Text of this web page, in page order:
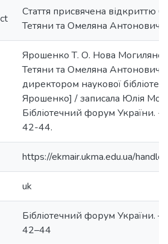
Стаття присвячена відкриттю
Тетяни та Омеляна
Ярошенко Т. О. Нова
Тетяни та Омеляна
директором наукової
Ярошенко] / записала Юлія
Бібліотечний форум України.
42-44.
https://ekmair.ukma.edu.ua/
uk
Бібліотечний форум України.
42–44